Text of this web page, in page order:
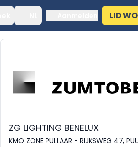
LID
ZG LIGHTING BENELUX
KMO ZONE PULLAAR - RIJKSWEG 47,